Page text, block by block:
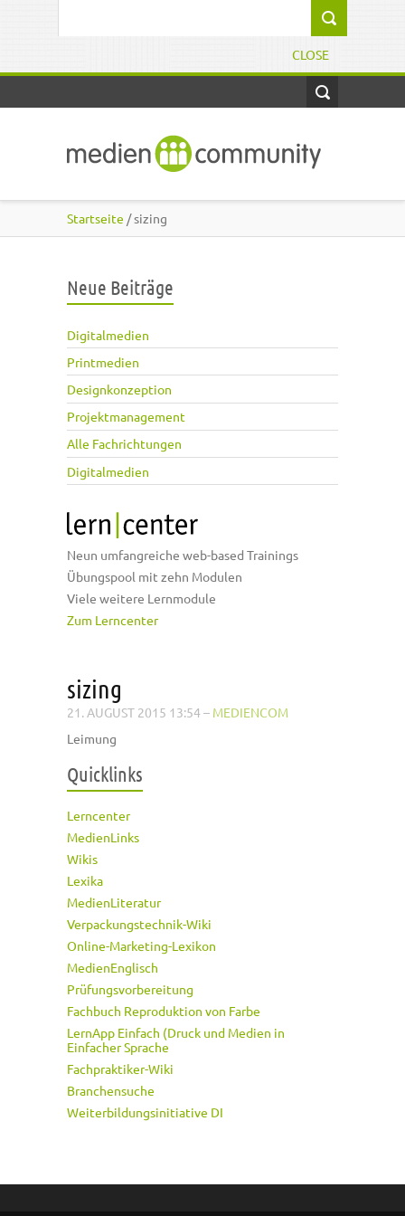
CLOSE
Startseite / sizing
Neue Beiträge
Digitalmedien
Printmedien
Designkonzeption
Projektmanagement
Alle Fachrichtungen
Digitalmedien
Neun umfangreiche web-based Trainings
Übungspool mit zehn Modulen
Viele weitere Lernmodule
Zum Lerncenter
sizing
21. AUGUST 2015 13:54 – MEDIENCOM
Leimung
Quicklinks
Lerncenter
MedienLinks
Wikis
Lexika
MedienLiteratur
Verpackungstechnik-Wiki
Online-Marketing-Lexikon
MedienEnglisch
Prüfungsvorbereitung
Fachbuch Reproduktion von Farbe
LernApp Einfach (Druck und Medien in
Einfacher Sprache
Fachpraktiker-Wiki
Branchensuche
Weiterbildungsinitiative DI